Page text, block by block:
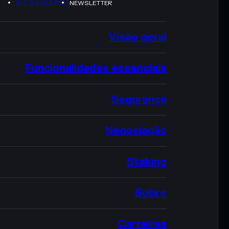
KIT DA MARCANEWSLETTER
Visão geral
Funcionalidades essenciais
Segurança
Negociação
Staking
Sobre
Carreiras